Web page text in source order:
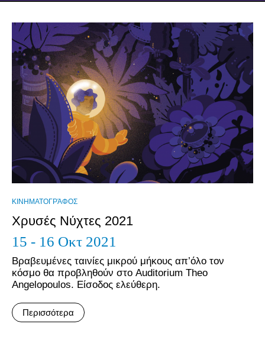
ΚΙΝΗΜΑΤΟΓΡΆΦΟΣ
Χρυσές Νύχτες 2021
15 - 16 Οκτ 2021
Βραβευμένες ταινίες μικρού μήκους απ’όλο τον
κόσμο θα προβληθούν στο Auditorium Theo
Angelopoulos. Είσοδος ελεύθερη.
Περισσότερα